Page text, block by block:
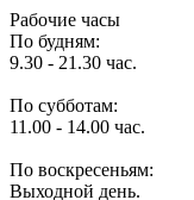
Рабочие часы
По будням:
9.30 - 21.30 час.
По субботам:
11.00 - 14.00 час.
По воскресеньям:
Выходной день.